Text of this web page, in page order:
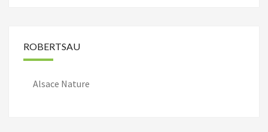
ROBERTSAU
Alsace Nature